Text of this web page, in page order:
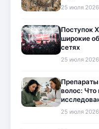
25 июля
Поступок
широкие
сетях
25 июля
волос:
25 июля